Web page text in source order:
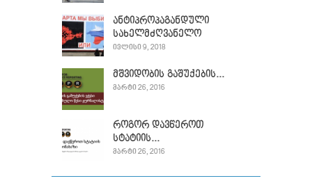
ანტიპროპაგანდული
სახელმძღვანელო
ᲘᲕᲚᲘᲡᲘ 9, 2018
მშვიდობის გაშუქების...
ᲛᲐᲠᲢᲘ 26, 2016
როგორ დავწეროთ
სტატიის...
ᲛᲐᲠᲢᲘ 26, 2016